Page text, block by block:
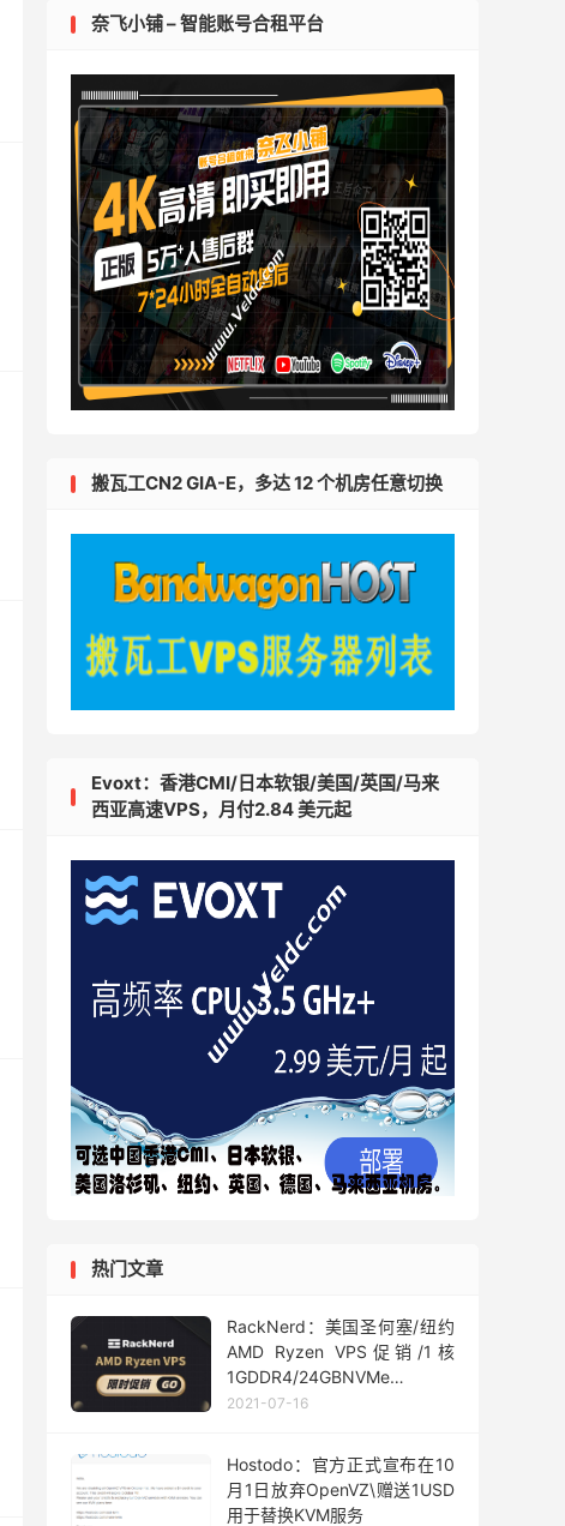
奈飞小铺 – 智能账号合租平台
搬瓦工CN2 GIA-E，多达 12 个机房任意切换
Evoxt：香港CMI/日本软银/美国/英国/马来
西亚高速VPS，月付2.84 美元起
热门文章
RackNerd：美国圣何塞/纽约
AMD Ryzen VPS促销/1核
1GDDR4/24GBNVMe存
储/1Gbps端口2.5TB流量
2021-07-16
Hostodo：官方正式宣布在10
月1日放弃OpenVZ\赠送1USD
用于替换KVM服务